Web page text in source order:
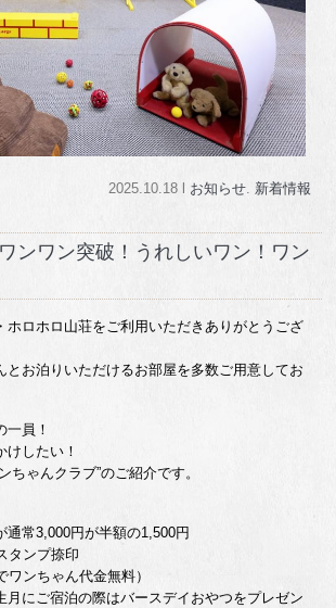
2025.10.18 l お知らせ. 新着情報
ンワン突破！うれしいワン！ワン
ホロホロ山荘をご利用いただきありがとうござ
とお泊りいただけるお部屋を多数ご用意してお
一員！
けしたい！
ちゃんクラブ”のご紹介です。
常3,000円が半額の1,500円
タンプ捺印
ンちゃん代金無料）
にご宿泊の際はバースデイおやつをプレゼン